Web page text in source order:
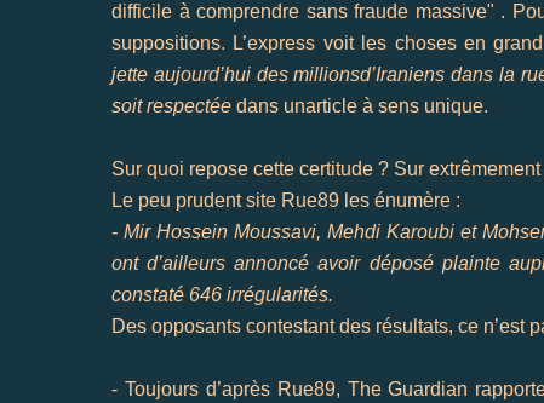
difficile à comprendre sans fraude massive" .
suppositions. L’express voit les choses en
jette aujourd’hui des millionsd’Iraniens dans la
soit respectée dans unarticle à sens unique.
Sur quoi repose cette certitude ? Sur
Le peu prudentsite Rue89 les énumère :
- Mir Hossein Moussavi, Mehdi Karoubi et
ont d’ailleurs annoncé avoir déposé plainte
constaté 646 irrégularités.
Des opposants contestant des résultats, ce n’est
- Toujours d’après Rue89, The Guardian